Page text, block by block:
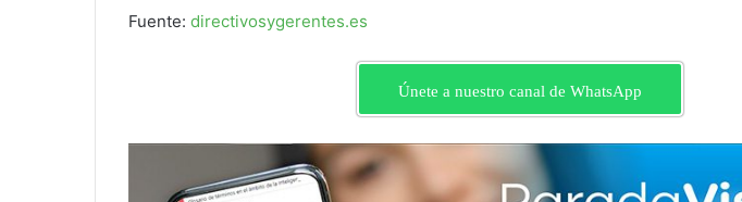
Fuente: directivosygerentes.es
Únete a nuestro canal de WhatsApp